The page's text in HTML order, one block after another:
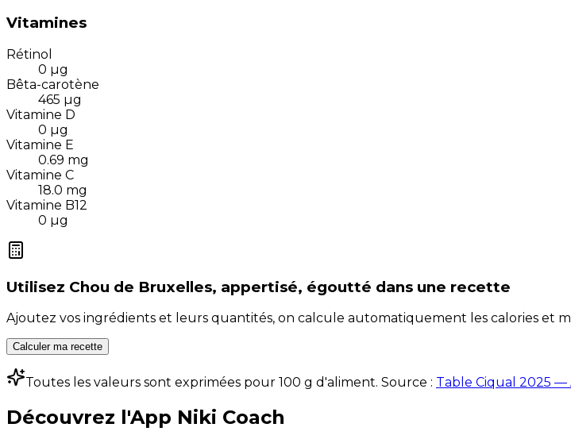
Vitamines
Rétinol
0 µg
Bêta-carotène
465 µg
Vitamine D
0 µg
Vitamine E
0.69 mg
Vitamine C
18.0 mg
Vitamine B12
0 µg
Utilisez Chou de Bruxelles, appertisé, égoutté dans une recette
Ajoutez vos ingrédients et leurs quantités, on calcule automatiquement les calories et
Calculer ma recette
Toutes les valeurs sont exprimées pour 100 g d'aliment. Source : Table Ciqual 2025 —
Découvrez l'App Niki Coach